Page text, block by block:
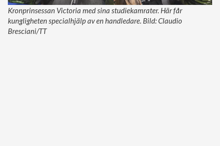
Kronprinsessan Victoria med sina studiekamrater. Här får
kungligheten specialhjälp av en handledare. Bild: Claudio
Bresciani/TT